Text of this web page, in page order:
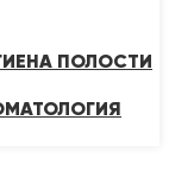
ПОЛОСТИ